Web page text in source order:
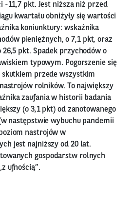
-11,7 pkt. Jest niższa niż przed
kwartału obniżyły się wartości
koniunktury: wskaźnika
pieniężnych, o 7,1 pkt, oraz
26,5 pkt. Spadek przychodów o
typowym. Pogorszenie się
przede wszystkim
rolników. To największy
zaufania w historii badania
(o 3,1 pkt) od zanotowanego
następstwie wybuchu pandemii
nastrojów w
jest najniższy od 20 lat.
gospodarstw rolnych
ufnością”.